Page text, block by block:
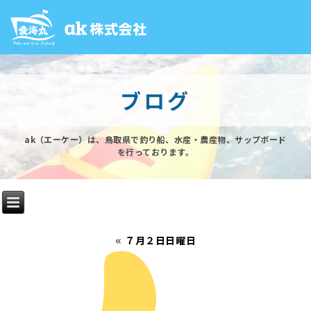
ブログ
ak（エーケー）は、鳥取県で釣り船、水産・農産物、サップボード
を行っております。
« ７月２日日曜日